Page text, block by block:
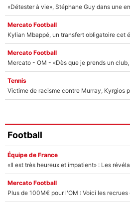
«Détester à vie», Stéphane Guy dans une
Mercato Football
Kylian Mbappé, un transfert obligatoire cet
Mercato Football
Tennis
Football
Équipe de France
Mercato Football